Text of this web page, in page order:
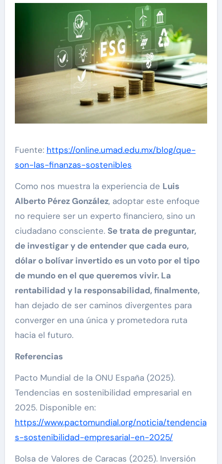
Fuente: https://online.umad.edu.mx/blog/que-
son-las-finanzas-sostenibles
Como nos muestra la experiencia de Luis
Alberto Pérez González, adoptar este enfoque
no requiere ser un experto financiero, sino un
ciudadano consciente. Se trata de preguntar,
de investigar y de entender que cada euro,
dólar o bolívar invertido es un voto por el tipo
de mundo en el que queremos vivir. La
rentabilidad y la responsabilidad, finalmente,
han dejado de ser caminos divergentes para
converger en una única y prometedora ruta
hacia el futuro.
Referencias
Pacto Mundial de la ONU España (2025).
Tendencias en sostenibilidad empresarial en
2025. Disponible en:
https://www.pactomundial.org/noticia/tendencia
s-sostenibilidad-empresarial-en-2025/
Bolsa de Valores de Caracas (2025). Inversión